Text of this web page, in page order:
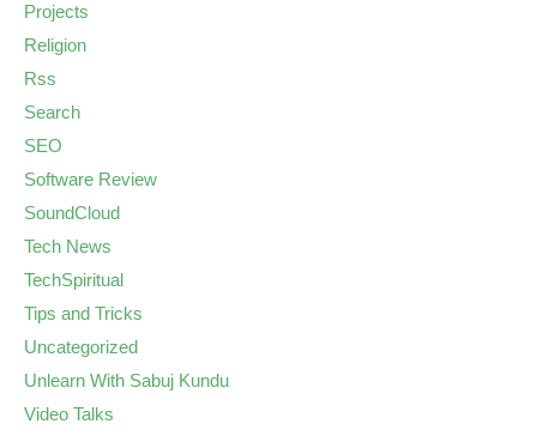
Projects
Religion
Rss
Search
SEO
Software Review
SoundCloud
Tech News
TechSpiritual
Tips and Tricks
Uncategorized
Unlearn With Sabuj Kundu
Video Talks